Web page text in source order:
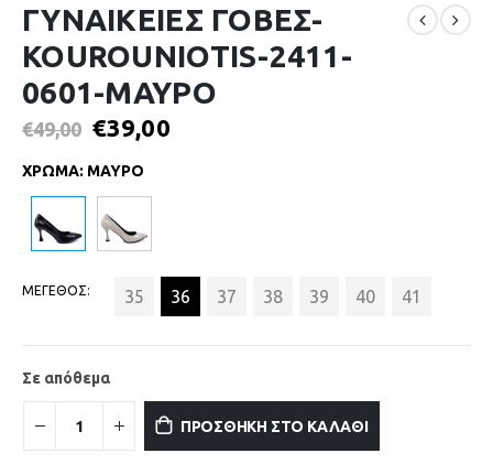
ΓΥΝΑΙΚΕΙΕΣ ΓΟΒΕΣ-
KOUROUNIOTIS-2411-
0601-ΜΑΥΡΟ
€49,00 €39,00
ΧΡΩΜΑ: ΜΑΥΡΟ
ΜΕΓΕΘΟΣ 35 36 37 38 39 40 41
Σε απόθεμα
ΠΡΟΣΘΗΚΗ ΣΤΟ ΚΑΛΑΘΙ